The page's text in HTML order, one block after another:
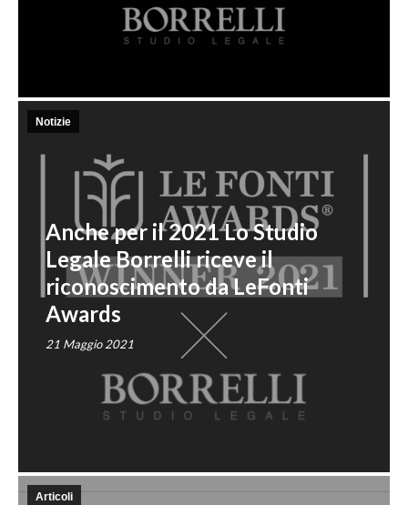
Notizie
Anche per il 2021 Lo Studio
Legale Borrelli riceve il
riconoscimento da LeFonti
Awards
21 Maggio 2021
Articoli